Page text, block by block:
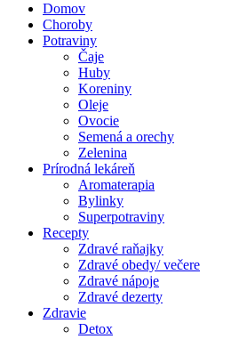
Domov
Choroby
Potraviny
Čaje
Huby
Koreniny
Oleje
Ovocie
Semená a orechy
Zelenina
Prírodná lekáreň
Aromaterapia
Bylinky
Superpotraviny
Recepty
Zdravé raňajky
Zdravé obedy/ večere
Zdravé nápoje
Zdravé dezerty
Zdravie
Detox